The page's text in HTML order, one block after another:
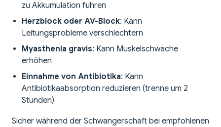
zu Akkumulation führen
Herzblock oder AV-Block: Kann
Leitungsprobleme verschlechtern
Myasthenia gravis: Kann Muskelschwäche
erhöhen
Einnahme von Antibiotika: Kann
Antibiotikaabsorption reduzieren (trenne um 2
Stunden)
Sicher während der Schwangerschaft bei empfohlenen